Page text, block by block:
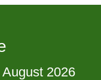
August 2026